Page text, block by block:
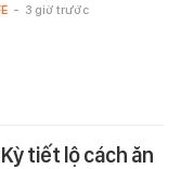
- 3 giờ trước
tiết lộ cách ăn